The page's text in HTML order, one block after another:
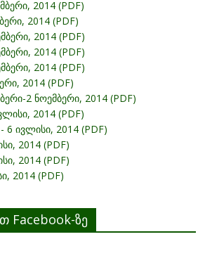
2014 (PDF)
2014 (PDF)
2014 (PDF)
2014 (PDF)
2014 (PDF)
2014 (PDF)
2 ნოემბერი, 2014 (PDF)
2014 (PDF)
6 ივლისი, 2014 (PDF)
2014 (PDF)
2014 (PDF)
2014 (PDF)
Facebook-ზე